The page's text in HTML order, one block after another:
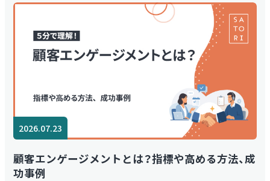
2026.07.23
顧客エンゲージメントとは？指標や高める方法、成
功事例